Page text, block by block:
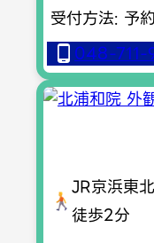
受付方法: 予
048-
JR京浜東
徒歩2分